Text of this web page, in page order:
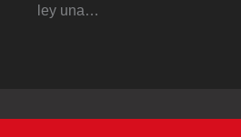
ley una…